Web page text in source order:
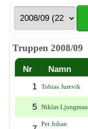
Truppen 2008/09
Nr Namn
1 Tobias Jurevik
5 Niklas Ljungman
Per Johan